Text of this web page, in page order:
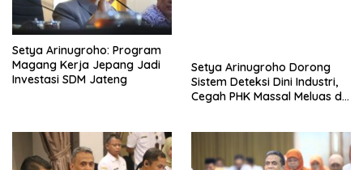
Setya Arinugroho: Program
Magang Kerja Jepang Jadi
Investasi SDM Jateng
Setya Arinugroho Dorong
Sistem Deteksi Dini Industri,
Cegah PHK Massal Meluas di